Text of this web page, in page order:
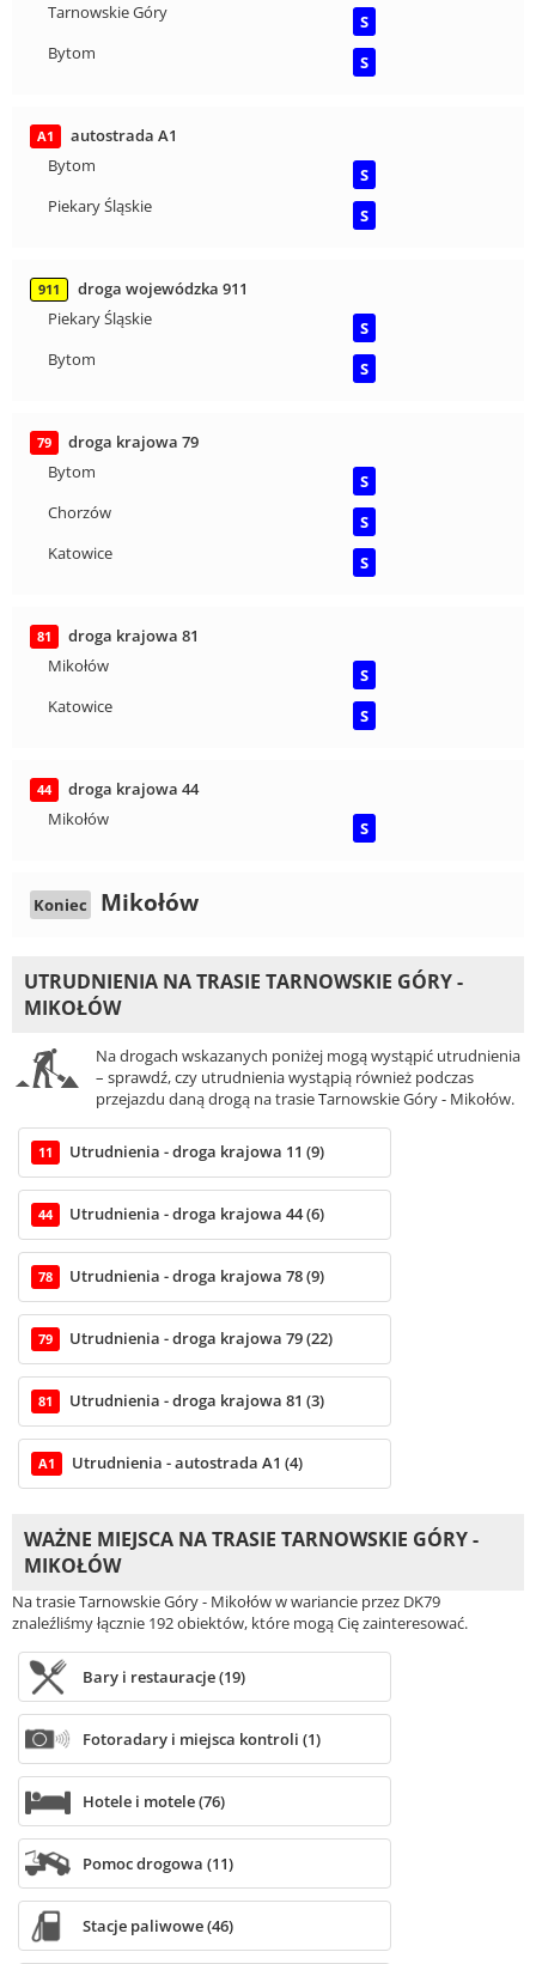
Tarnowskie Góry
S
Bytom
S
A1
autostrada A1
Bytom
S
Piekary Śląskie
S
911
droga wojewódzka 911
Piekary Śląskie
S
Bytom
S
79
droga krajowa 79
Bytom
S
Chorzów
S
Katowice
S
81
droga krajowa 81
Mikołów
S
Katowice
S
44
droga krajowa 44
Mikołów
S
Koniec Mikołów
UTRUDNIENIA NA TRASIE TARNOWSKIE GÓRY -
MIKOŁÓW
Na drogach wskazanych poniżej mogą wystąpić utrudnienia
– sprawdź, czy utrudnienia wystąpią również podczas
przejazdu daną drogą na trasie Tarnowskie Góry - Mikołów.
11 Utrudnienia - droga krajowa 11 (9)
44 Utrudnienia - droga krajowa 44 (6)
78 Utrudnienia - droga krajowa 78 (9)
79 Utrudnienia - droga krajowa 79 (22)
81 Utrudnienia - droga krajowa 81 (3)
A1 Utrudnienia - autostrada A1 (4)
WAŻNE MIEJSCA NA TRASIE TARNOWSKIE GÓRY -
MIKOŁÓW
Na trasie Tarnowskie Góry - Mikołów w wariancie przez DK79
znaleźliśmy łącznie 192 obiektów, które mogą Cię zainteresować.
Bary i restauracje (19)
Fotoradary i miejsca kontroli (1)
Hotele i motele (76)
Pomoc drogowa (11)
Stacje paliwowe (46)